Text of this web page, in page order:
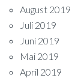
August 2019
Juli 2019
Juni 2019
Mai 2019
April 2019